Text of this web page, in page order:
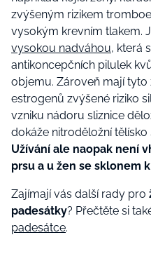
zvýšeným rizikem
vysokým krevním tlakem.
vysokou nadváhou, která
antikoncepčních pilulek
objemu. Zároveň mají tyto
estrogenů zvýšené riziko
vzniku nádoru sliznice
dokáže nitroděložní
Užívání ale naopak není
prsu a u žen se sklonem
Zajímají vás další rady pro
padesátky? Přečtěte si
padesátce.